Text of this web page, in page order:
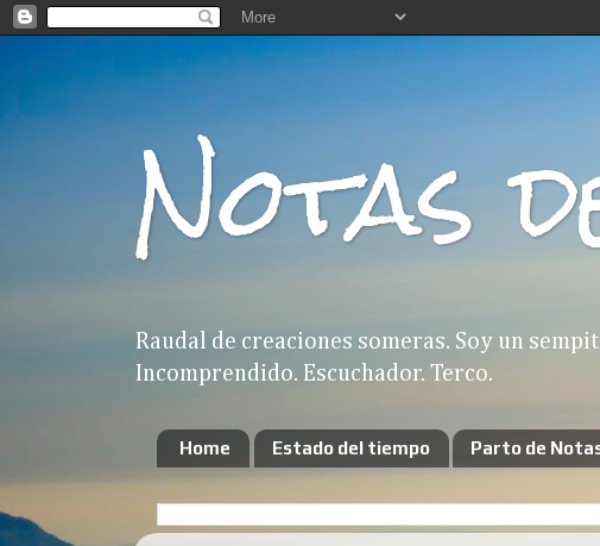
Notas
Raudal de creaciones someras. Soy un
Incomprendido. Escuchador. Terco.
Home Estado del tiempo Parto de